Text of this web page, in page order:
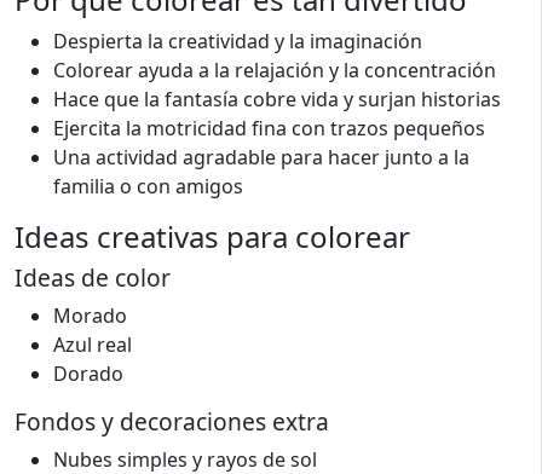
Despierta la creatividad y la imaginación
Colorear ayuda a la relajación y la concentración
Hace que la fantasía cobre vida y surjan historias
Ejercita la motricidad fina con trazos pequeños
Una actividad agradable para hacer junto a la
familia o con amigos
Ideas creativas para colorear
Ideas de color
Morado
Azul real
Dorado
Fondos y decoraciones extra
Nubes simples y rayos de sol